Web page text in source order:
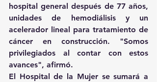
hospital general después de 77 años,
unidades de hemodiálisis y un
acelerador lineal para tratamiento de
cáncer en construcción. "Somos
privilegiados al contar con estos
avances", afirmó.
El Hospital de la Mujer se sumará a